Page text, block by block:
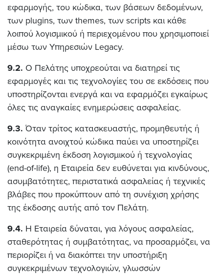
εφαρμογής, του κώδικα, των βάσεων δεδομένων,
των plugins, των themes, των scripts και κάθε
λοιπού λογισμικού ή περιεχομένου που χρησιμοποιεί
μέσω των Υπηρεσιών Legacy.
9.2. Ο Πελάτης υποχρεούται να διατηρεί τις
εφαρμογές και τις τεχνολογίες του σε εκδόσεις που
υποστηρίζονται ενεργά και να εφαρμόζει εγκαίρως
όλες τις αναγκαίες ενημερώσεις ασφαλείας.
9.3. Όταν τρίτος κατασκευαστής, προμηθευτής ή
κοινότητα ανοιχτού κώδικα παύει να υποστηρίζει
συγκεκριμένη έκδοση λογισμικού ή τεχνολογίας
(end-of-life), η Εταιρεία δεν ευθύνεται για κινδύνους,
ασυμβατότητες, περιστατικά ασφαλείας ή τεχνικές
βλάβες που προκύπτουν από τη συνέχιση χρήσης
της έκδοσης αυτής από τον Πελάτη.
9.4. Η Εταιρεία δύναται, για λόγους ασφαλείας,
σταθερότητας ή συμβατότητας, να προσαρμόζει, να
περιορίζει ή να διακόπτει την υποστήριξη
συγκεκριμένων τεχνολογιών, γλωσσών